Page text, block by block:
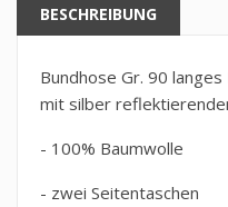
BESCHREIBUNG
Bundhose Gr. 90 langes
mit silber
- 100% Baumwolle
- zwei Seitentaschen